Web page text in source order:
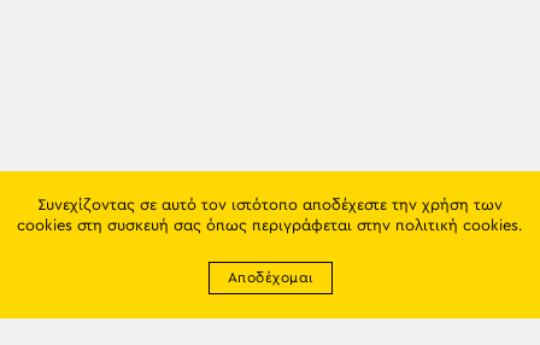
Συνεχίζοντας σε αυτό τον ιστότοπο αποδέχεστε την χρήση των
cookies στη συσκευή σας όπως περιγράφεται στην πολιτική cookies.
Αποδέχομαι